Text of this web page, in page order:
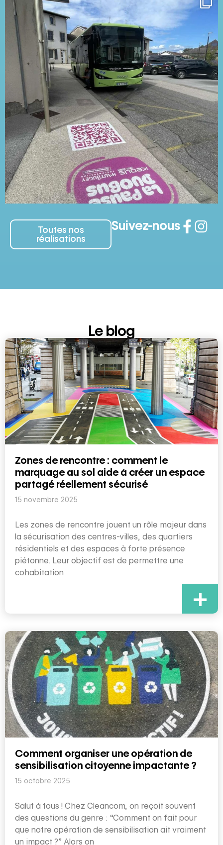
Toutes nos
réalisations
Suivez-nous
Le blog
Zones de rencontre : comment le
marquage au sol aide à créer un espace
partagé réellement sécurisé
15 novembre 2025
Les zones de rencontre jouent un rôle majeur dans
la sécurisation des centres-villes, des quartiers
résidentiels et des espaces à forte présence
piétonne. Leur objectif est de permettre une
cohabitation
+
Comment organiser une opération de
sensibilisation citoyenne impactante ?
15 octobre 2025
Salut à tous ! Chez Cleancom, on reçoit souvent
des questions du genre : “Comment on fait pour
que notre opération de sensibilisation ait vraiment
un impact ?” Alors on